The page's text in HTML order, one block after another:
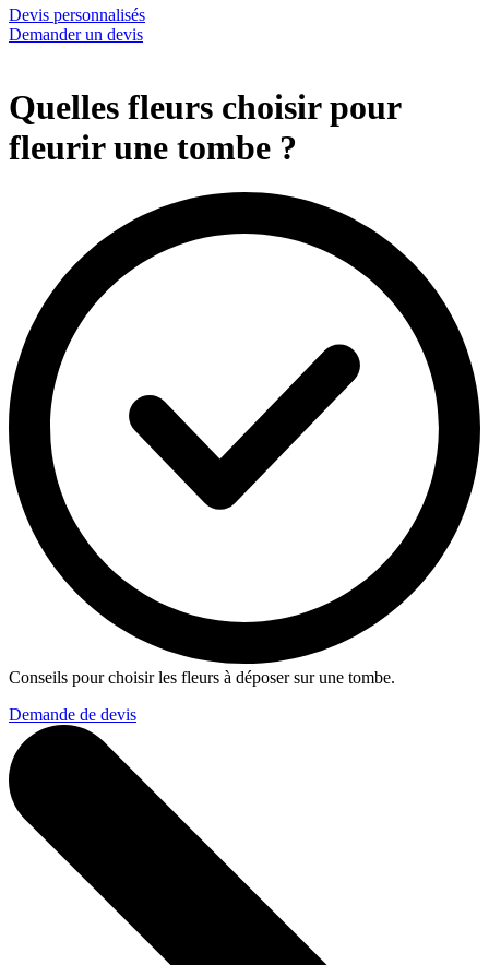
Devis personnalisés
Demander un devis
Quelles fleurs choisir pour
fleurir une tombe ?
Conseils pour choisir les fleurs à déposer sur une tombe.
Demande de devis